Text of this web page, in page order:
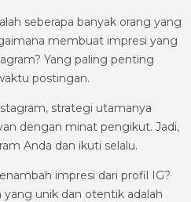
seberapa banyak orang yang
membuat impresi yang
Yang paling penting
postingan.
strategi utamanya
dengan minat pengikut. Jadi,
Anda dan ikuti selalu.
impresi dari profil IG?
unik dan otentik adalah